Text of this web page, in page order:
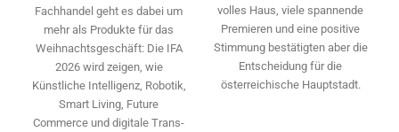
Fachhandel geht es dabei um
mehr als Produkte für das
Weihnachtsgeschäft: Die IFA
2026 wird ­zeigen, wie
Künstliche Intelligenz, Robotik,
Smart Living, Future
Commerce und digitale Trans­
volles Haus, viele spannende
Premieren und eine positive
Stimmung bestätigten aber die
Entscheidung für die
österreichische Hauptstadt.